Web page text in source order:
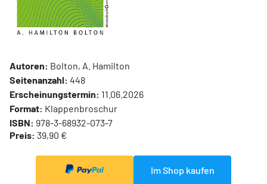
Autoren: Bolton, A. Hamilton
Seitenanzahl: 448
Erscheinungstermin: 11.06.2026
Format: Klappenbroschur
ISBN: 978-3-68932-073-7
Preis: 39,90 €
Im Shop kaufen